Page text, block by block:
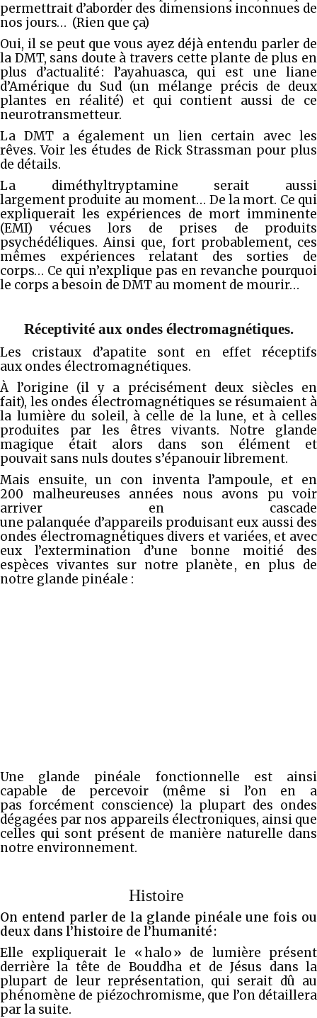
permettrait d’aborder des dimensions inconnues de
nos jours… (Rien que ça)
Oui, il se peut que vous ayez déjà entendu parler de
la DMT, sans doute à travers cette plante de plus en
plus d’actualité : l’ayahuasca, qui est une liane
d’Amérique du Sud (un mélange précis de deux
plantes en réalité) et qui contient aussi de ce
neurotransmetteur.
La DMT a également un lien certain avec les
rêves. Voir les études de Rick Strassman pour plus
de détails.
La diméthyltryptamine serait aussi
largement produite au moment… De la mort. Ce qui
expliquerait les expériences de mort imminente
(EMI) vécues lors de prises de produits
psychédéliques. Ainsi que, fort probablement, ces
mêmes expériences relatant des sorties de
corps… Ce qui n’explique pas en revanche pourquoi
le corps a besoin de DMT au moment de mourir…
Réceptivité aux ondes électromagnétiques.
Les cristaux d’apatite sont en effet réceptifs
aux ondes électromagnétiques.
À l’origine (il y a précisément deux siècles en
fait), les ondes électromagnétiques se résumaient à
la lumière du soleil, à celle de la lune, et à celles
produites par les êtres vivants. Notre glande
magique était alors dans son élément et
pouvait sans nuls doutes s’épanouir librement.
Mais ensuite, un con inventa l’ampoule, et en
200 malheureuses années nous avons pu voir
arriver en cascade
une palanquée d’appareils produisant eux aussi des
ondes électromagnétiques divers et variées, et avec
eux l’extermination d’une bonne moitié des
espèces vivantes sur notre planète , en plus de
notre glande pinéale :
Une glande pinéale fonctionnelle est ainsi
capable de percevoir (même si l’on en a
pas forcément conscience) la plupart des ondes
dégagées par nos appareils électroniques, ainsi que
celles qui sont présent de manière naturelle dans
notre environnement.
Histoire
On entend parler de la glande pinéale une fois ou
deux dans l’histoire de l’humanité :
Elle expliquerait le « halo » de lumière présent
derrière la tête de Bouddha et de Jésus dans la
plupart de leur représentation, qui serait dû au
phénomène de piézochromisme, que l’on détaillera
par la suite.